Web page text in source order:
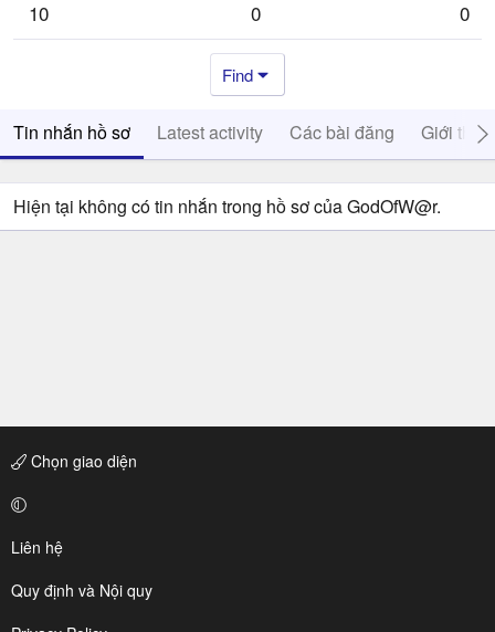
10 0 0
Find
Tin nhắn hồ sơ Latest activity Các bài đăng Giới thiệu
Hiện tại không có tin nhắn trong hồ sơ của GodOfW@r.
Chọn giao diện
Liên hệ
Quy định và Nội quy